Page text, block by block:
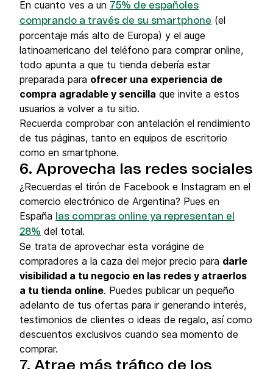
En cuanto ves a un 75% de españoles
comprando a través de su smartphone (el
porcentaje más alto de Europa) y el auge
latinoamericano del teléfono para comprar online,
todo apunta a que tu tienda debería estar
preparada para ofrecer una experiencia de
compra agradable y sencilla que invite a estos
usuarios a volver a tu sitio.
Recuerda comprobar con antelación el rendimiento
de tus páginas, tanto en equipos de escritorio
como en smartphone.
6. Aprovecha las redes sociales
¿Recuerdas el tirón de Facebook e Instagram en el
comercio electrónico de Argentina? Pues en
España
las compras online ya representan el
28% del total.
Se trata de aprovechar esta vorágine de
compradores a la caza del mejor precio para darle
visibilidad a tu negocio en las redes y atraerlos
a tu tienda online. Puedes publicar un pequeño
adelanto de tus ofertas para ir generando interés,
testimonios de clientes o ideas de regalo, así como
descuentos exclusivos cuando sea momento de
comprar.
7. Atrae más tráfico de los